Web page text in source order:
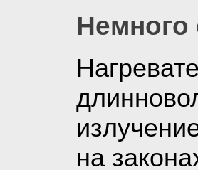
Немного
на